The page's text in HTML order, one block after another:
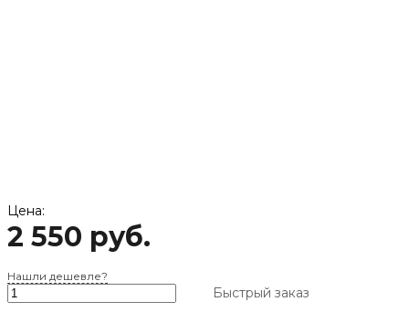
Цена:
2 550 руб.
Нашли дешевле?
Быстрый заказ